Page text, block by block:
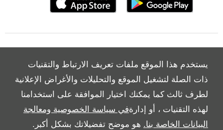
يستخدم هذا الموقع ملفات تعريف الارتباط والتقنيات
ذات الصلة لتشغيل الموقع والتحليلات والأغراض الإعلانية
لطرف ثالث كما يمكنك اختيار الموافقة على استخدامنا
لهذه التقنيات ، أو إدارةفي سياسة الخصوصية ومعالجة
البيانات الخاصة بنا. هو موضح تفضيلاتك بشكل أكبر.
Copyright © 2026 بريمير موتورز